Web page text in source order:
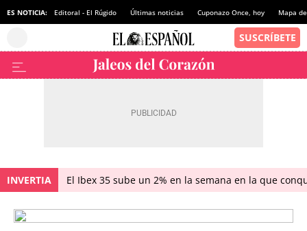
ES NOTICIA: Editoral - El Rúgido Últimas noticias Cuponazo Once, hoy Mapa
INVERTIA El Ibex 35 sube un 2% en la semana en la que